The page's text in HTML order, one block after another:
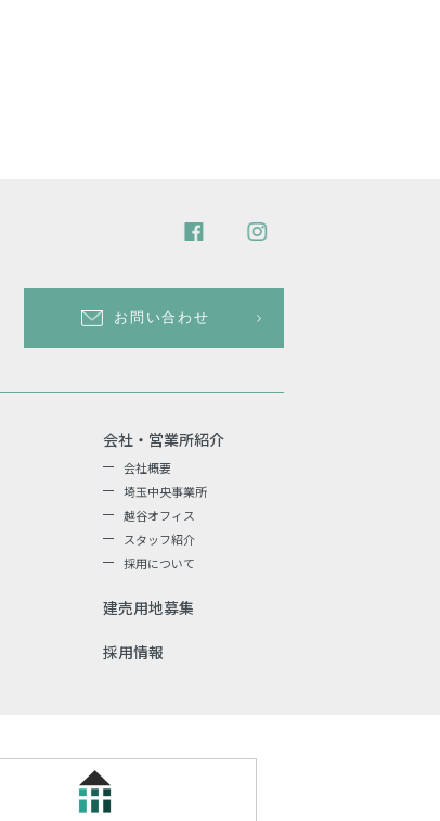
お問い合わせ
会社・営業所紹介
会社概要
埼玉中央事業所
越谷オフィス
スタッフ紹介
採用について
建売用地募集
採用情報